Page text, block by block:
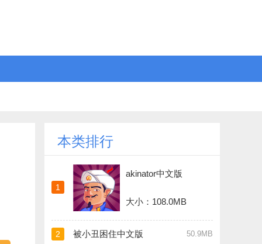
本类排行
1
akinator中文版
大小：108.0MB
2 被小丑困住中文版 50.9MB